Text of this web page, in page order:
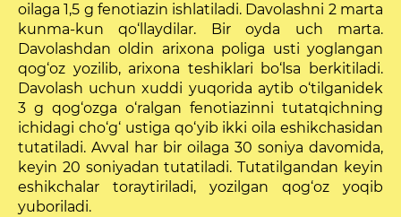
oilaga 1,5 g fenotiazin ishlatiladi. Davolashni 2 marta
kunma-kun qo‘llaydilar. Bir oyda uch marta.
Davolashdan oldin arixona poliga usti yoglangan
qog‘oz yozilib, arixo­na teshiklari bo‘lsa berkitiladi.
Davolash uchun xuddi yuqorida aytib o‘tilganidek
3 g qog‘ozga o‘ralgan fenotiazinni tutatqichning
ichidagi cho‘g‘ ustiga qo‘yib ikki oila eshikchasidan
tutatiladi. Avval har bir oilaga 30 soniya davomida,
keyin 20 soniyadan tutatiladi. Tutatilgandan keyin
eshikchalar toraytiriladi, yozilgan qog‘oz yoqib
yuboriladi.